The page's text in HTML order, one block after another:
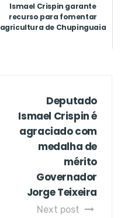
Ismael Crispin garante
recurso para fomentar
agricultura de Chupinguaia
Deputado
Ismael Crispin é
agraciado com
medalha de
mérito
Governador
Jorge Teixeira
Next post